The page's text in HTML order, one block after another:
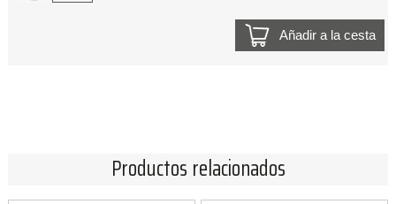
Añadir a la cesta
Productos relacionados